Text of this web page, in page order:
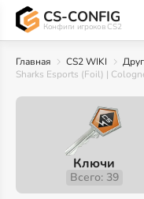
CS-CONFIG
Конфиги игроков CS2
Главная CS2 WIKI
Sharks Esports (Foil) |
Ключи
Всего: 39